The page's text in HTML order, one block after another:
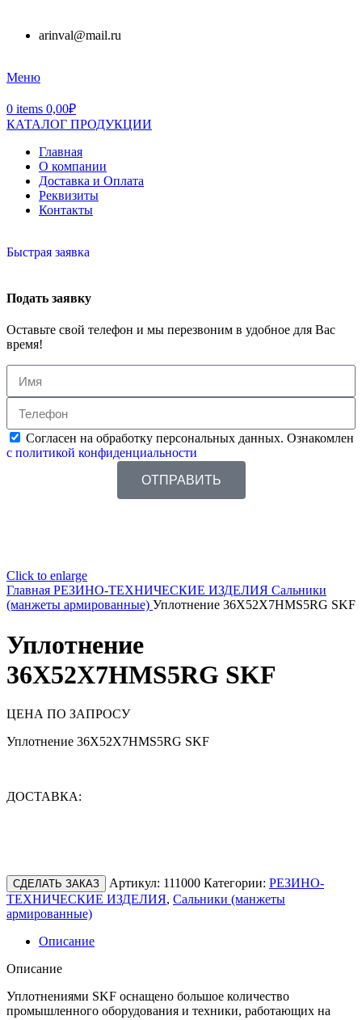
arinval@mail.ru
Меню
0 items 0,00₽
КАТАЛОГ ПРОДУКЦИИ
Главная
О компании
Доставка и Оплата
Реквизиты
Контакты
Быстрая заявка
Подать заявку
Оставьте свой телефон и мы перезвоним в удобное для Вас
время!
Согласен на обработку персональных данных. Ознакомлен
с политикой конфиденциальности
ОТПРАВИТЬ
Click to enlarge
Главная РЕЗИНО-ТЕХНИЧЕСКИЕ ИЗДЕЛИЯ Сальники
(манжеты армированные) Уплотнение 36X52X7HMS5RG SKF
Уплотнение
36X52X7HMS5RG SKF
ЦЕНА ПО ЗАПРОСУ
Уплотнение 36X52X7HMS5RG SKF
ДОСТАВКА:
СДЕЛАТЬ ЗАКАЗ Артикул: 111000 Категории: РЕЗИНО-
ТЕХНИЧЕСКИЕ ИЗДЕЛИЯ, Сальники (манжеты
армированные)
Описание
Описание
Уплотнениями SKF оснащено большое количество
промышленного оборудования и техники, работающих на